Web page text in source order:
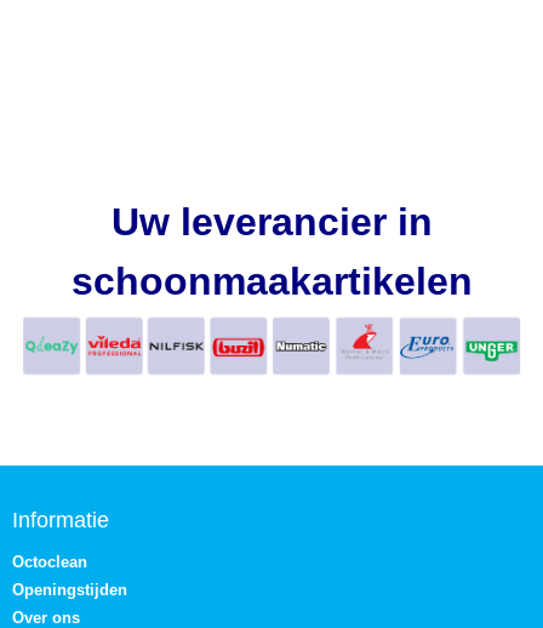
Uw leverancier in
schoonmaakartikelen
Informatie
Octoclean
Openingstijden
Over ons